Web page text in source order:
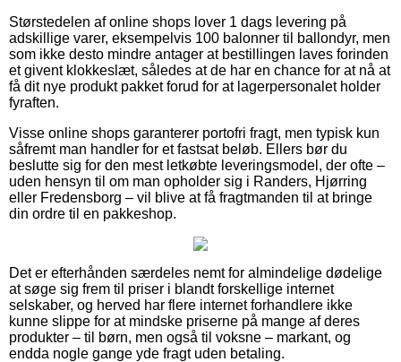
Størstedelen af online shops lover 1 dags levering på
adskillige varer, eksempelvis 100 balonner til ballondyr, men
som ikke desto mindre antager at bestillingen laves forinden
et givent klokkeslæt, således at de har en chance for at nå at
få dit nye produkt pakket forud for at lagerpersonalet holder
fyraften.
Visse online shops garanterer portofri fragt, men typisk kun
såfremt man handler for et fastsat beløb. Ellers bør du
beslutte sig for den mest letkøbte leveringsmodel, der ofte –
uden hensyn til om man opholder sig i Randers, Hjørring
eller Fredensborg – vil blive at få fragtmanden til at bringe
din ordre til en pakkeshop.
Det er efterhånden særdeles nemt for almindelige dødelige
at søge sig frem til priser i blandt forskellige internet
selskaber, og herved har flere internet forhandlere ikke
kunne slippe for at mindske priserne på mange af deres
produkter – til børn, men også til voksne – markant, og
endda nogle gange yde fragt uden betaling.